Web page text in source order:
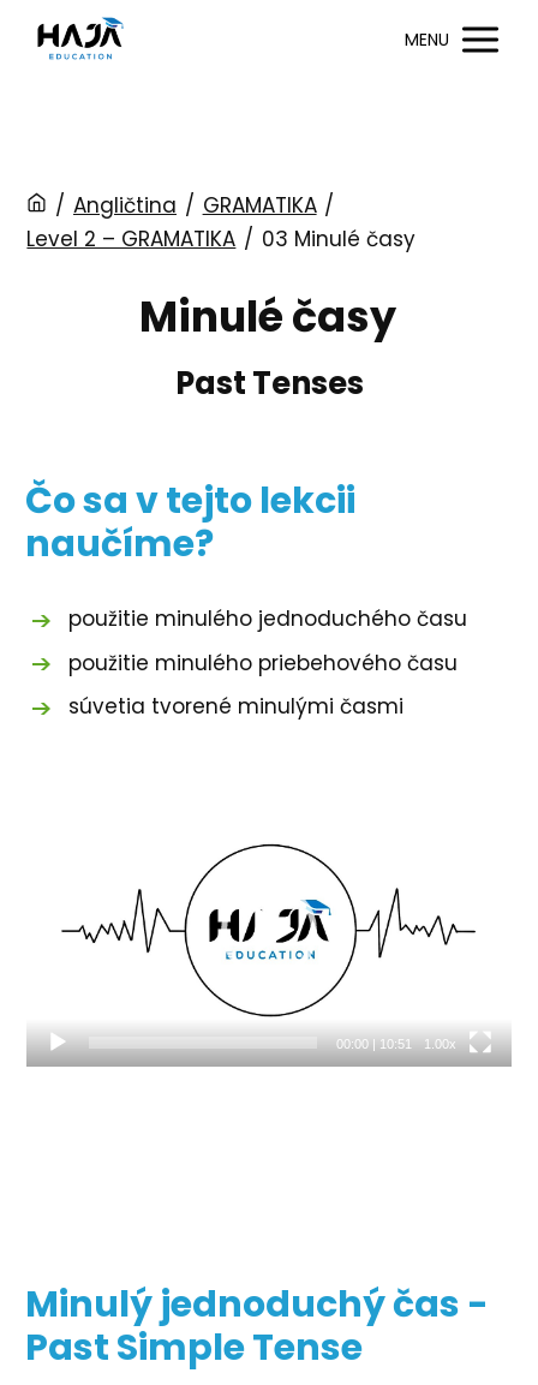
MENU
/ Angličtina / GRAMATIKA /
Level 2 – GRAMATIKA / 03 Minulé časy
Minulé časy
Past Tenses
Čo sa v tejto lekcii
naučíme?
použitie minulého jednoduchého času
použitie minulého priebehového času
súvetia tvorené minulými časmi
00:00| 10:51 1.00x
Minulý jednoduchý čas -
Past Simple Tense